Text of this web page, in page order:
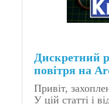
Дискретний
повітря на
Привіт,
У цій статті і